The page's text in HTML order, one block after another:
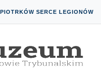
PIOTRKÓW SERCE LEGIONÓW